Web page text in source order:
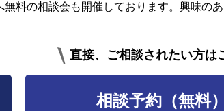
料の相談会も開催しております。興味の
直接、ご相談されたい方は
相談予約（無料）